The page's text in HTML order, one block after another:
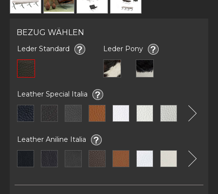
BEZUG WÄHLEN
Leder Standard Leder Pony
Leather Special Italia
Leather Aniline Italia